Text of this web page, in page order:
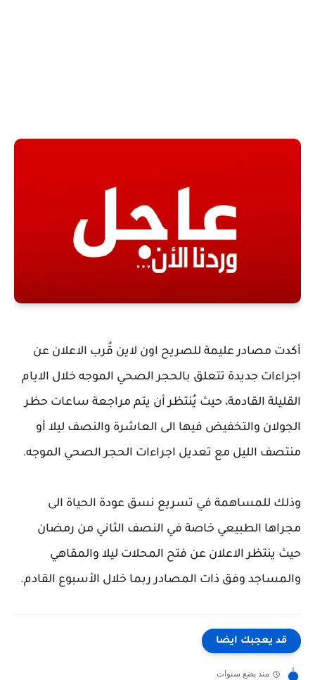
أكدت مصادر عليمة للصريح اون لاين قُرب الاعلان عن
اجراءات جديدة تتعلق بالحجر الصحي الموجه خلال الايام
القليلة القادمة، حيث يُنتظر أن يتم مراجعة ساعات حظر
الجولان والتخفيض فيها الى العاشرة والنصف ليلا أو
منتصف الليل مع تعديل اجراءات الحجر الصحي الموجه.
وذلك للمساهمة في تسريع نسق عودة الحياة الى
مجراها الطبيعي خاصة في النصف الثاني من رمضان
حيث ينتظر الاعلان عن فتح المحلات ليلا والمقاهي
والمساجد وفق ذات المصادر ربما خلال الأسبوع القادم.
قد يعجبك ايضا
منذ بضع سنوات